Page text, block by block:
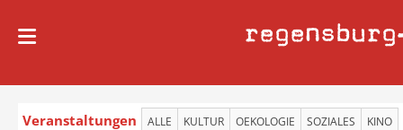
regensburg
Veranstaltungen ALLE KULTUR OEKOLOGIE SOZIALES KINO